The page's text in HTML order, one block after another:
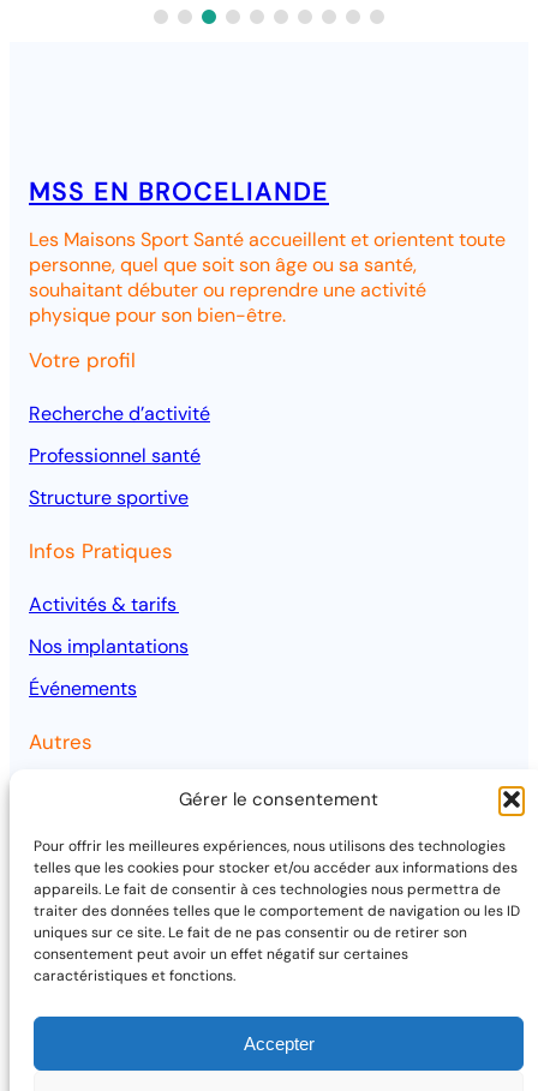
Gérer le consentement
Pour offrir les meilleures expériences, nous utilisons des technologies
telles que les cookies pour stocker et/ou accéder aux informations des
appareils. Le fait de consentir à ces technologies nous permettra de
traiter des données telles que le comportement de navigation ou les ID
uniques sur ce site. Le fait de ne pas consentir ou de retirer son
consentement peut avoir un effet négatif sur certaines
caractéristiques et fonctions.
Accepter
MSS EN BROCELIANDE
Les Maisons Sport Santé accueillent et orientent toute
personne, quel que soit son âge ou sa santé,
souhaitant débuter ou reprendre une activité
physique pour son bien-être.
Votre profil
Recherche d’activité
Professionnel santé
Structuresportive
Infos Pratiques
Activités & tarifs
Nos implantations
Événements
Autres
Qui sommes-nous ?
Mentions légales
Projets